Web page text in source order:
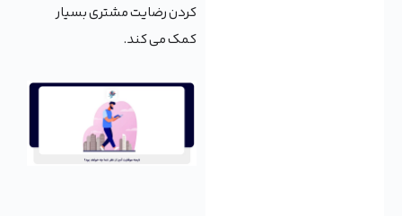
کردن رضایت مشتری بسیار
کمک می کند.